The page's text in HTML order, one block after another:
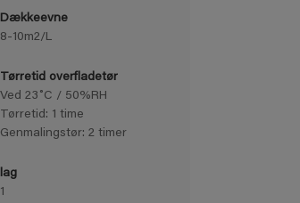
Dækkeevne
8-10m2/L
Tørretid overfladetør
Ved 23˚C / 50%RH
Tørretid: 1 time
Genmalingstør: 2 timer
lag
1